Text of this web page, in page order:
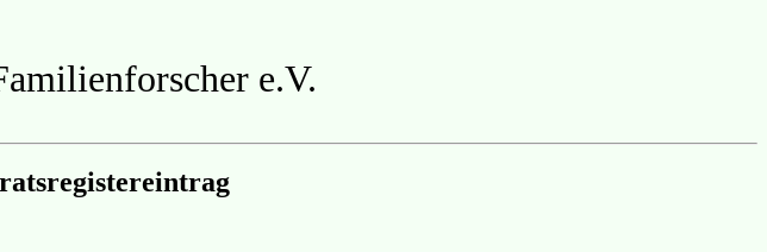
e.V.